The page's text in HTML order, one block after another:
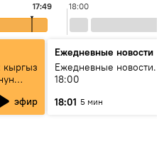
18:00
17:49
эфир
Ежедневные новости
Ежедневные новости.
18:00
18:01 5 мин